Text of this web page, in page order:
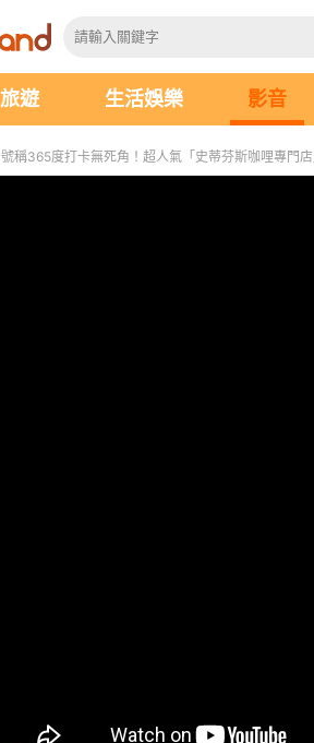
旅遊 生活娛樂 影音
號稱365度打卡無死角！超人氣「史蒂芬斯咖哩專門